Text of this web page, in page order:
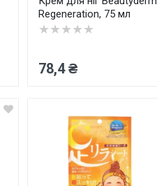
Regeneration, 75 мл
★★★★★
78,4 ₴